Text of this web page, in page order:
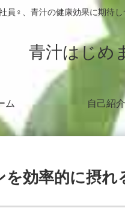
員♀、青汁の健康効果に期待
青汁はじめ
ム 自己紹介
効率的に摂れ